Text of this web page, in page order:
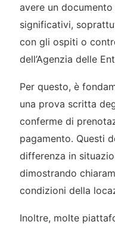
avere un
significativi,
con gli ospiti o
dell’Agenzia delle
Per questo, è
una prova scritta
conferme di
pagamento. Questi
differenza in
dimostrando
condizioni della
Inoltre, molte